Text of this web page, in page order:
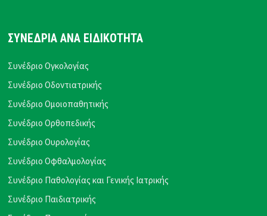
ΣΥΝΕΔΡΙΑ ΑΝΑ ΕΙΔΙΚΟΤΗΤΑ
Συνέδριο Ογκολογίας
Συνέδριο Οδοντιατρικής
Συνέδριο Ομοιοπαθητικής
Συνέδριο Ορθοπεδικής
Συνέδριο Ουρολογίας
Συνέδριο Οφθαλμολογίας
Συνέδριο Παθολογίας και Γενικής Ιατρικής
Συνέδριο Παιδιατρικής